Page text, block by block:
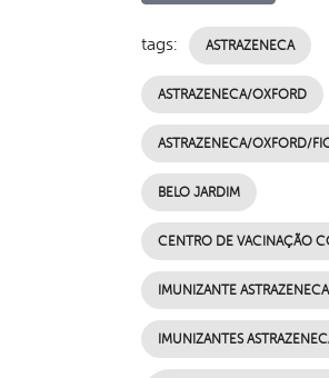
tags: ASTRAZENECA
ASTRAZENECA/OXFORD
ASTRAZENECA/OXFORD/
BELO JARDIM
CENTRO DE VACINAÇÃO
IMUNIZANTE ASTRAZENECA
IMUNIZANTES